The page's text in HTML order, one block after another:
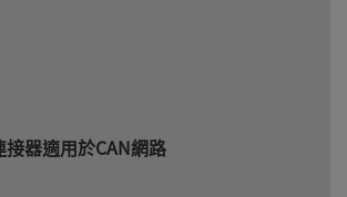
器適用於CAN網路